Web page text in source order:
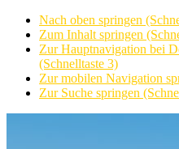
Nach oben springen
Zum Inhalt springen
Zur Hauptnavigation bei
(Schnelltaste 3)
Zur mobilen Navigation
Zur Suche springen